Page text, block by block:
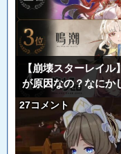
【崩壊スターレイ
が原因なの？なにか
27コメント